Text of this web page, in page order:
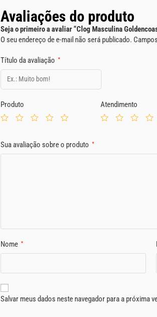
Avaliações do produto
Seja o primeiro a avaliar “Clog Masculina
O seu endereço de e-mail não será publicado.
Título da avaliação *
Produto Atendimento
Sua avaliação sobre o produto *
Nome *
Salvar meus dados neste navegador para a próxima